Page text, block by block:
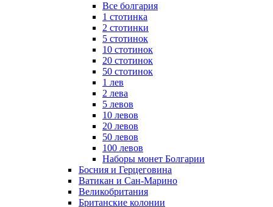
Все болгария
1 стотинка
2 стотинки
5 стотинок
10 стотинок
20 стотинок
50 стотинок
1 лев
2 лева
5 левов
10 левов
20 левов
50 левов
100 левов
Наборы монет Болгарии
Босния и Герцеговина
Ватикан и Сан-Марино
Великобритания
Британские колонии